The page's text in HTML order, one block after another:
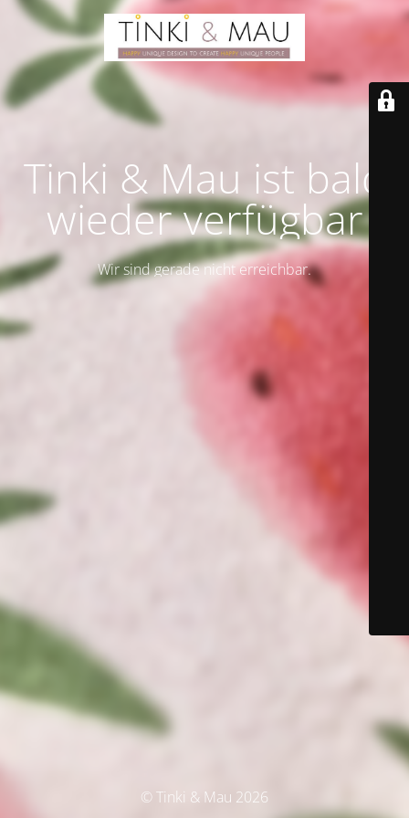
Tinki & Mau ist bald
wieder verfügbar
Wir sind gerade nicht erreichbar.
© Tinki & Mau 2026